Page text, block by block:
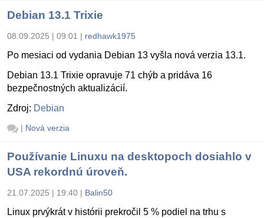
Debian 13.1 Trixie
08.09.2025 | 09:01 | redhawk1975
Po mesiaci od vydania Debian 13 vyšla nová verzia 13.1.
Debian 13.1 Trixie opravuje 71 chýb a pridáva 16
bezpečnostných aktualizácií.
Zdroj: Debian
| Nová verzia
Používanie Linuxu na desktopoch dosiahlo v
USA rekordnú úroveň.
21.07.2025 | 19:40 | Balin50
Linux prvýkrát v histórii prekročil 5 % podiel na trhu s